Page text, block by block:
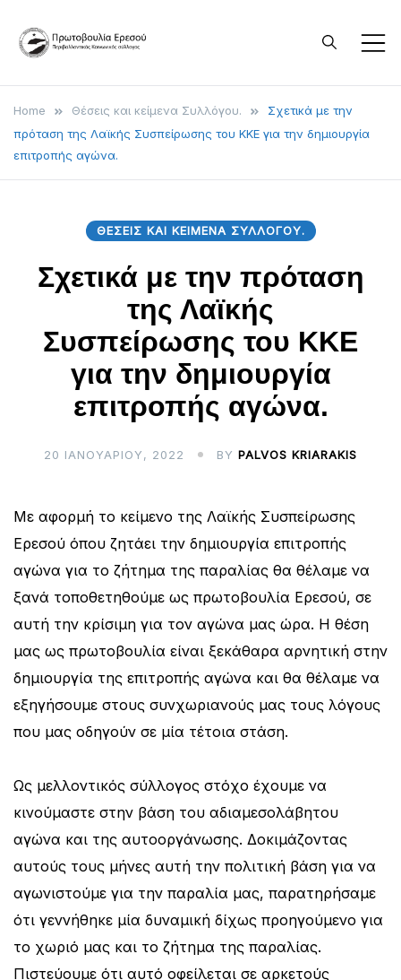
Πρωτοβουλία
Ερεσού –
Περιβαλλοντικός
Κοινωνικός
Σύλλογος
επιχειρούμε να εμπλακούμε
στα κοινά για το καλό του
τόπου μας, μέσα από την
για ζητήματα που αφορούν
περιβάλλον που την
Home Θέσεις και κείμενα Συλλόγου.
Σχετικά με την
πρόταση της Λαϊκής Συσπείρωσης του ΚΚΕ για την δημιουργία
επιτροπής αγώνα.
ΘΈΣΕΙΣ ΚΑΙ ΚΕΊΜΕΝΑ ΣΥΛΛΌΓΟΥ.
Σχετικά με την πρόταση
της Λαϊκής
Συσπείρωσης του ΚΚΕ
για την δημιουργία
επιτροπής αγώνα.
20 ΙΑΝΟΥΑΡΊΟΥ, 2022 BY PALVOS KRIARAKIS
Με αφορμή το κείμενο της Λαϊκής Συσπείρωσης
Ερεσού όπου ζητάει την δημιουργία επιτροπής
αγώνα για το ζήτημα της παραλίας θα θέλαμε να
ξανά τοποθετηθούμε ως πρωτοβουλία Ερεσού, σε
αυτή την κρίσιμη για τον αγώνα μας ώρα. Η θέση
μας ως πρωτοβουλία είναι ξεκάθαρα αρνητική στην
δημιουργία της επιτροπής αγώνα και θα θέλαμε να
εξηγήσουμε στους συνχωριανούς μας τους λόγους
που μας οδηγούν σε μία τέτοια στάση.
Ως μελλοντικός σύλλογος στόχο έχουμε να
κινούμαστε στην βάση του αδιαμεσολάβητου
αγώνα και της αυτοοργάνωσης. Δοκιμάζοντας
αυτούς τους μήνες αυτή την πολιτική βάση για να
αγωνιστούμε για την παραλία μας, παρατηρήσαμε
ότι γεννήθηκε μία δυναμική δίχως προηγούμενο για
το χωριό μας και το ζήτημα της παραλίας.
Πιστεύουμε ότι αυτό οφείλεται σε αρκετούς